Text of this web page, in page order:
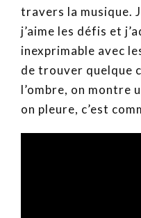
travers la musique.
j’aime les défis et
inexprimable avec
de trouver quelque
l’ombre, on montre
on pleure, c’est